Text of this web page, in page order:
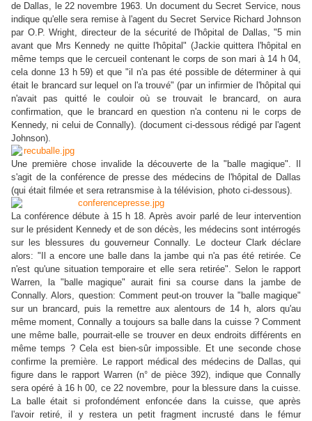
de Dallas, le 22 novembre 1963. Un document du Secret Service, nous
indique qu'elle sera remise à l'agent du Secret Service Richard Johnson
par O.P. Wright, directeur de la sécurité de l'hôpital de Dallas, "5 min
avant que Mrs Kennedy ne quitte l'hôpital" (Jackie quittera l'hôpital en
même temps que le cercueil contenant le corps de son mari à 14 h 04,
cela donne 13 h 59) et que "il n'a pas été possible de déterminer à qui
était le brancard sur lequel on l'a trouvé" (par un infirmier de l'hôpital qui
n'avait pas quitté le couloir où se trouvait le brancard, on aura
confirmation, que le brancard en question n'a contenu ni le corps de
Kennedy, ni celui de Connally). (document ci-dessous rédigé par l'agent
Johnson).
Une première chose invalide la découverte de la "balle magique". Il
s'agit de la conférence de presse des médecins de l'hôpital de Dallas
(qui était filmée et sera retransmise à la télévision, photo ci-dessous).
La conférence débute à 15 h 18. Après avoir parlé de leur intervention
sur le président Kennedy et de son décès, les médecins sont intérrogés
sur les blessures du gouverneur Connally. Le docteur Clark déclare
alors: "Il a encore une balle dans la jambe qui n'a pas été retirée. Ce
n'est qu'une situation temporaire et elle sera retirée". Selon le rapport
Warren, la "balle magique" aurait fini sa course dans la jambe de
Connally. Alors, question: Comment peut-on trouver la "balle magique"
sur un brancard, puis la remettre aux alentours de 14 h, alors qu'au
même moment, Connally a toujours sa balle dans la cuisse ? Comment
une même balle, pourrait-elle se trouver en deux endroits différents en
même temps ? Cela est bien-sûr impossible. Et une seconde chose
confirme la première. Le rapport médical des médecins de Dallas, qui
figure dans le rapport Warren (n° de pièce 392), indique que Connally
sera opéré à 16 h 00, ce 22 novembre, pour la blessure dans la cuisse.
La balle était si profondément enfoncée dans la cuisse, que après
l'avoir retiré, il y restera un petit fragment incrusté dans le fémur